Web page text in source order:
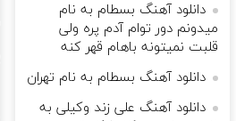
دانلود آهنگ بسطام به نام
میدونم دور توام آدم پره ولی
قلبت نمیتونه باهام قهر کنه
دانلود آهنگ بسطام به نام تهران
دانلود آهنگ علی زند وکیلی به